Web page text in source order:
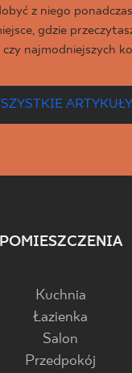
z niego
gdzie
najmodniejszych
ARTYKUŁY
POMIESZCZENIA
Kuchnia
Łazienka
Salon
Przedpokój